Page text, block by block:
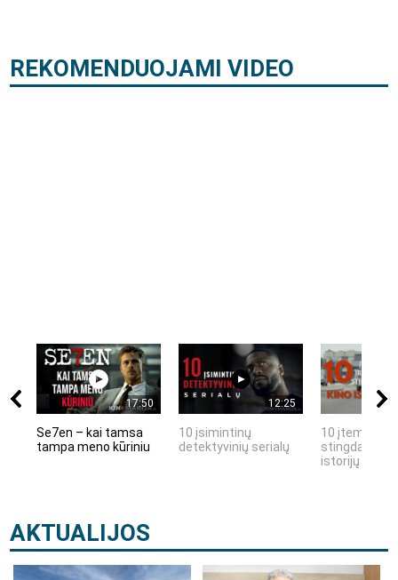
REKOMENDUOJAMI VIDEO
17:50
Se7en – kai tamsa
tampa meno kūriniu
12:25
10 įsimintinų
detektyvinių serialų
10 įtemptų,
stingdančių
istorijų
AKTUALIJOS